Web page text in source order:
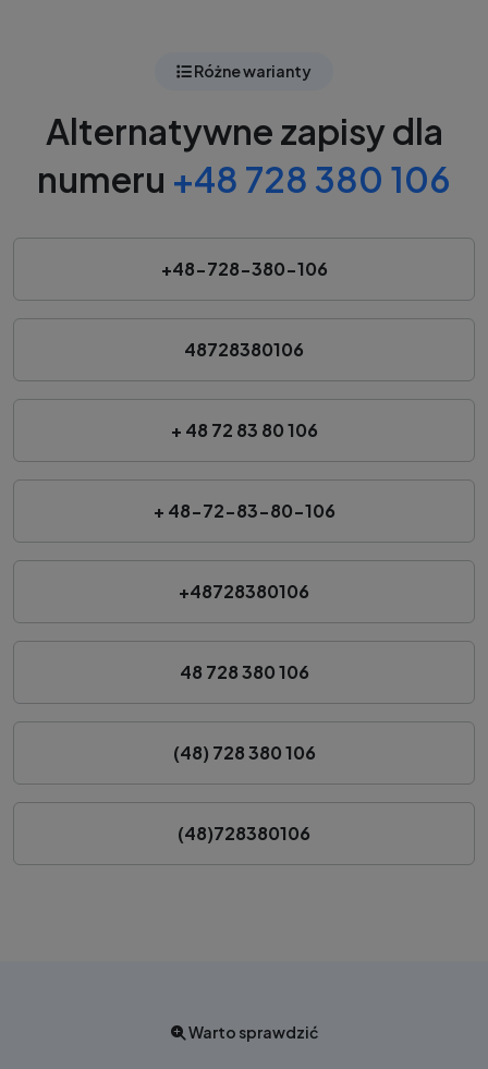
Różne warianty
Alternatywne zapisy dla
numeru +48 728 380 106
+48-728-380-106
48728380106
+ 48 72 83 80 106
+ 48-72-83-80-106
+48728380106
48 728 380 106
(48) 728 380 106
(48)728380106
Warto sprawdzić